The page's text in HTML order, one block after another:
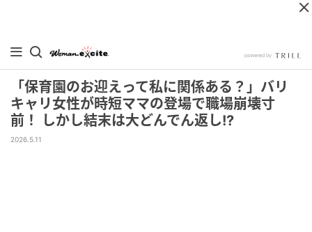
「保育園のお迎えって私に関係ある？」バリ
キャリ女性が時短ママの登場で職場崩壊寸
前！ しかし結末は大どんでん返し!?
2026.5.11